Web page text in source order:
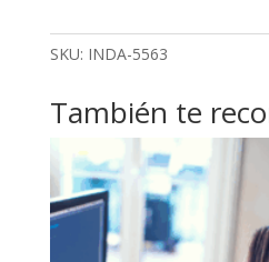
SKU: INDA-5563
También te